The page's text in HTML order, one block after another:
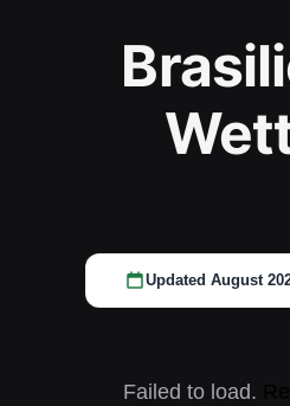
Updated August
Failed to load.